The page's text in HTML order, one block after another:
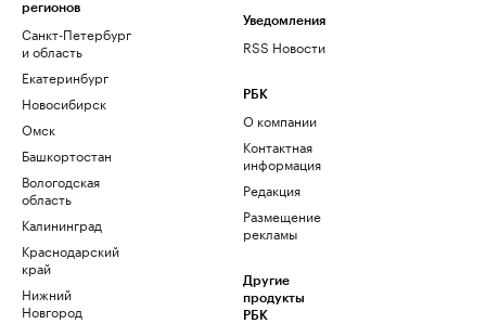
регионов
Санкт-Петербург
и область
Екатеринбург
Новосибирск
Омск
Башкортостан
Вологодская
область
Калининград
Краснодарский
край
Нижний
Новгород
Уведомления
RSS Новости
РБК
О компании
Контактная
информация
Редакция
Размещение
рекламы
Другие
продукты
РБК